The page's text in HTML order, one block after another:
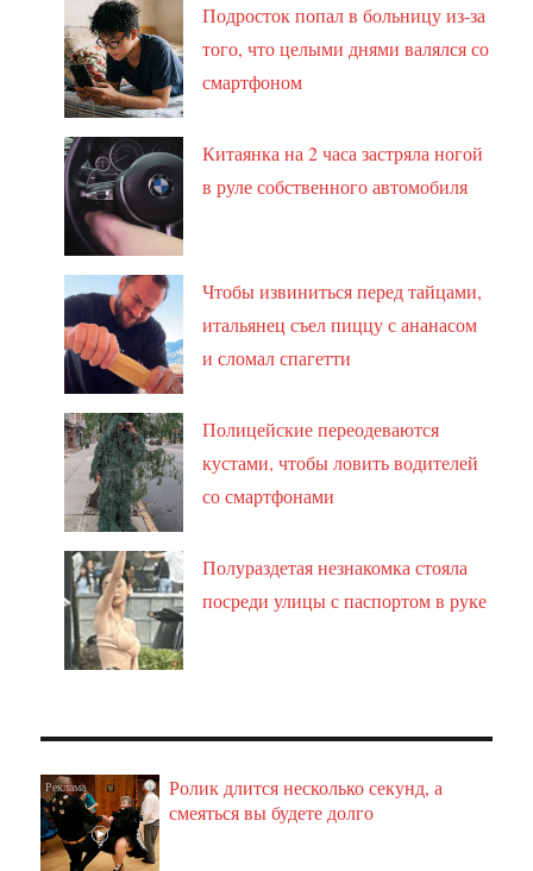
Подросток попал в больницу из-за
того, что целыми днями валялся со
смартфоном
Китаянка на 2 часа застряла ногой
в руле собственного автомобиля
Чтобы извиниться перед тайцами,
итальянец съел пиццу с ананасом
и сломал спагетти
Полицейские переодеваются
кустами, чтобы ловить водителей
со смартфонами
Полураздетая незнакомка стояла
посреди улицы с паспортом в руке
i
Ролик длится несколько секунд, а
смеяться вы будете долго